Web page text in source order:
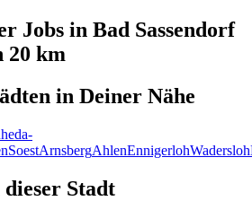
Jobs in Bad Sassendorf
20 km
in Deiner Nähe
SoestArnsbergAhlenEnnigerlohWadersloh
dieser Stadt